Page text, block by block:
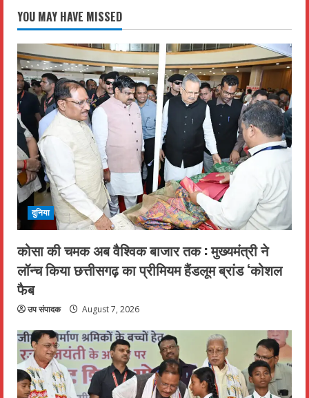
YOU MAY HAVE MISSED
दुनिया
कोसा की चमक अब वैश्विक बाजार तक : मुख्यमंत्री ने
लॉन्च किया छत्तीसगढ़ का प्रीमियम हैंडलूम ब्रांड ‘कोशल
फैब
उप संपादक August 7, 2026